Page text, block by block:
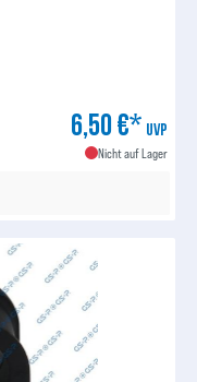
6,50 €* UVP
Nicht auf Lager